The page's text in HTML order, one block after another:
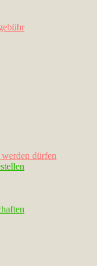
dürfen